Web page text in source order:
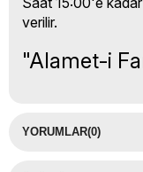
verilir.
"Alamet-i
YORUMLAR(0)